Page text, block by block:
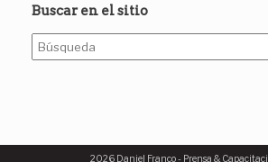
Buscar en el sitio
Buscar:
2026 Daniel Franco - Prensa &